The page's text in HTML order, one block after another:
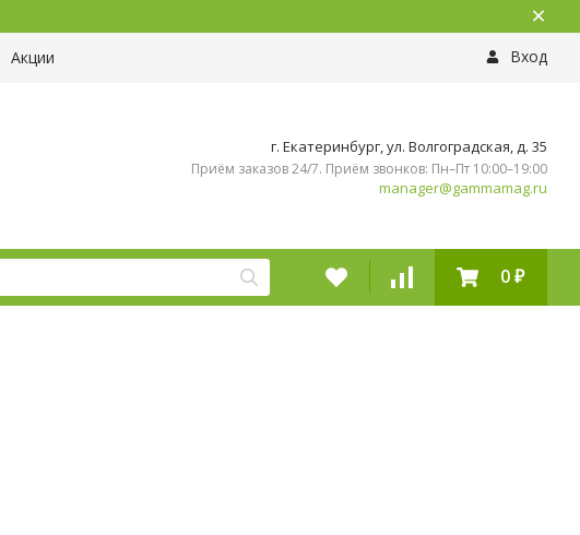
Акции Вход
г. Екатеринбург, ул. Волгоградская, д. 35
Приём заказов 24/7. Приём звонков: Пн–Пт 10:00–19:00
manager@gammamag.ru
0 ₽